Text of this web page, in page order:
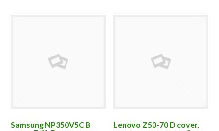
Samsung NP350V5C B
Lenovo Z50-70 D cover,